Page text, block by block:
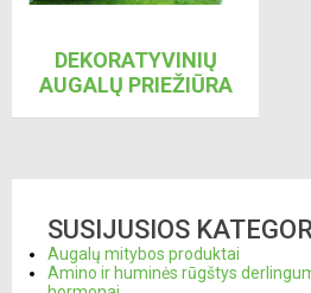
DEKORATYVINIŲ
AUGALŲ PRIEŽIŪRA
SUSIJUSIOS
Augalų mitybos produktai
Amino ir huminės rūgštys